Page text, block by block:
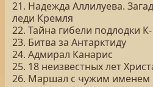
21. Надежда Аллилуева.
леди Кремля
22. Тайна гибели подлодки
23. Битва за Антарктиду
24. Адмирал Канарис
25. 18 неизвестных лет
26. Маршал с чужим именем